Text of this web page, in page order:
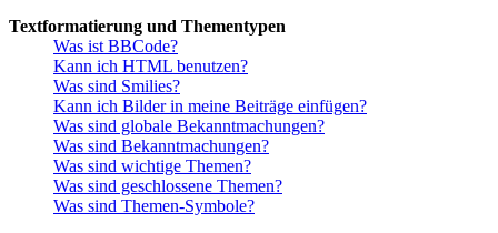
Textformatierung und Thementypen
Was ist BBCode?
Kann ich HTML benutzen?
Was sind Smilies?
Kann ich Bilder in meine Beiträge einfügen?
Was sind globale Bekanntmachungen?
Was sind Bekanntmachungen?
Was sind wichtige Themen?
Was sind geschlossene Themen?
Was sind Themen-Symbole?